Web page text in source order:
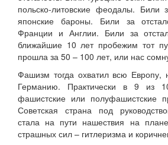
польско-литовские феодалы. Били
японские бароны. Били за
Франции и Англии. Били за
ближайшие 10 лет пробежим тот
прошла за 50 – 100 лет, или нас
Фашизм тогда охватил всю Европу,
Германию. Практически в 9 из
фашистские или полуфашистские
Советская страна под
стала на пути нашествия на
страшных сил – гитлеризма и